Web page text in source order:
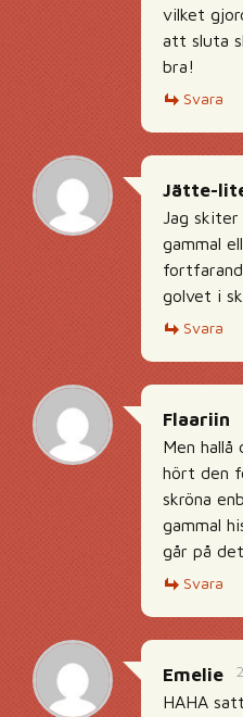
vilket
att sluta
bra!
Svara
Jätte-
Jag skiter
gammal
golvet i
Svara
Flaariin
Men hallå
hört den
skröna
gammal
går på det
Svara
Emelie
HAHA